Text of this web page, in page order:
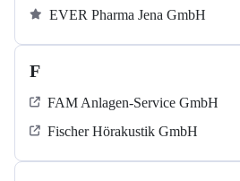
EVER Pharma Jena GmbH
F
FAM Anlagen-Service GmbH
Fischer Hörakustik GmbH